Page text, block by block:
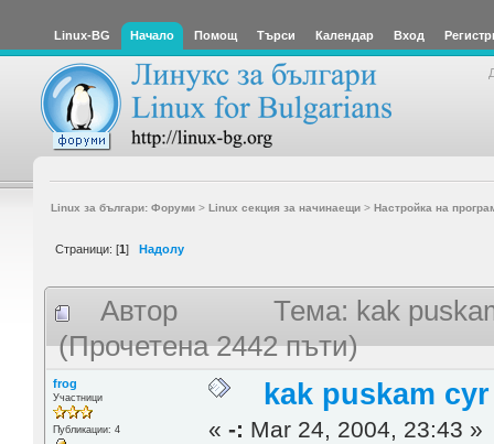
Linux-BG Начало Помощ Търси Календар Вход
Linux за българи: Форуми> Linux секция за начинаещи> Настройка на
Страници: [1] Надолу
Автор
Тема: kak
(Прочетена 2442 пъти)
frog
Участници
Публикации: 4
kak puskam
«-: Mar 24, 2004, 23:43 »